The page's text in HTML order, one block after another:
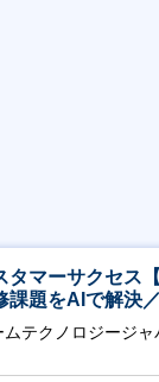
タマーサクセス
課題をAIで解決
社導入／フレッ
ムテクノロジージャ